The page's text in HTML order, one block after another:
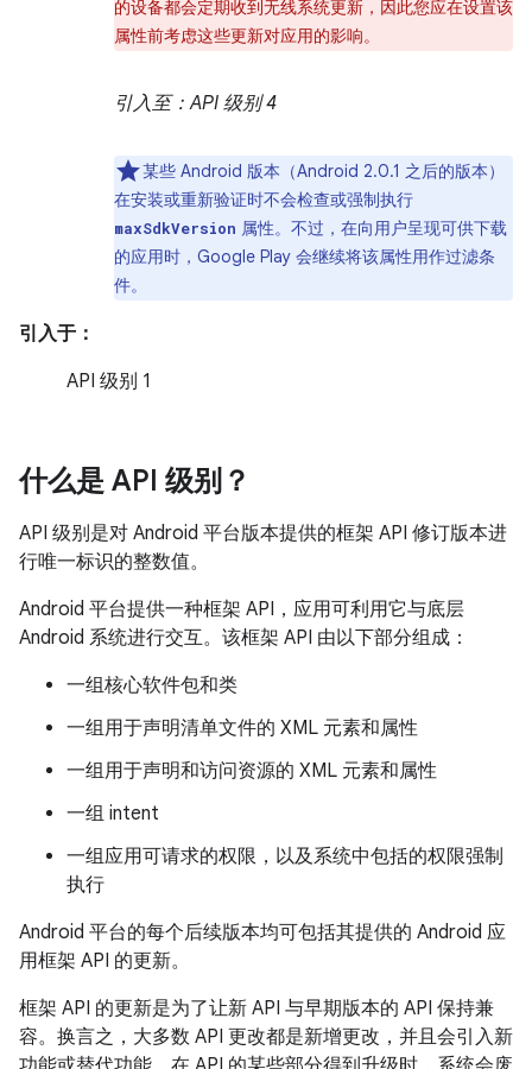
的设备都会定期收到无线系统更新，因此您应在设置该
属性前考虑这些更新对应用的影响。
引入至：API 级别 4
某些 Android 版本（Android 2.0.1 之后的版本）
在安装或重新验证时不会检查或强制执行
maxSdkVersion 属性。不过，在向用户呈现可供下载
的应用时，Google Play 会继续将该属性用作过滤条
件。
引入于：
API 级别 1
什么是 API 级别？
API 级别是对 Android 平台版本提供的框架 API 修订版本进
行唯一标识的整数值。
Android 平台提供一种框架 API，应用可利用它与底层
Android 系统进行交互。该框架 API 由以下部分组成：
一组核心软件包和类
一组用于声明清单文件的 XML 元素和属性
一组用于声明和访问资源的 XML 元素和属性
一组 intent
一组应用可请求的权限，以及系统中包括的权限强制
执行
Android 平台的每个后续版本均可包括其提供的 Android 应
用框架 API 的更新。
框架 API 的更新是为了让新 API 与早期版本的 API 保持兼
容。换言之，大多数 API 更改都是新增更改，并且会引入新